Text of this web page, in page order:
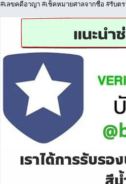
#เลขคดีอาญา #เช็คหมายศาลจากชื่อ #รับต